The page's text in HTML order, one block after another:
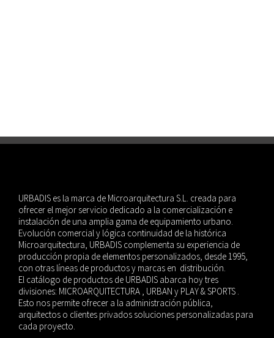
URBADIS es la marca de Microarquitectura S.L. creada para
ofrecer el mejor servicio dedicado a la comercialización e
instalación de una amplia gama de equipamiento urbano.
Evolución comercial y lógica continuidad de la histórica
Microarquitectura, URBADIS complementa su experiencia de
producción propia de elementos personalizados, desde 1995,
con otras líneas de productos y marcas en distribución.
El catálogo de productos de URBADIS abarca hoy tres
divisiones: MICROARQUITECTURA , URBAN y PLAY & SPORTS .
Esto nos permite ofrecer a la administración pública,
arquitectos o clientes privados soluciones personalizadas para
cada proyecto.